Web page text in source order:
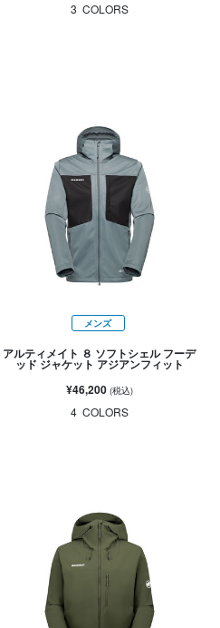
3 COLORS
メンズ
アルティメイト ８ ソフトシェル フーデ
ッド ジャケット アジアンフィット
¥46,200 (税込)
4 COLORS